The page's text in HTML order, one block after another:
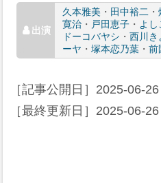
久本雅美 ・ 田中裕二 ・
寛治・ 戸田恵子・ よし
ドーコバヤシ ・ 西川き
ーヤ ・ 塚本恋乃葉・ 前
［記事公開日］ 2025-06-
［最終更新日］ 2025-06-